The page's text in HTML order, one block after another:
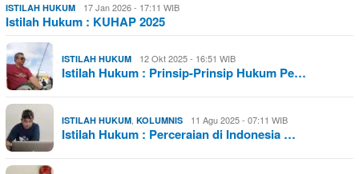
ISTILAH HUKUM 17 Jan 2026 - 17:11 WIB
Istilah Hukum : KUHAP 2025
ISTILAH HUKUM 12 Okt 2025 - 16:51 WIB
Istilah Hukum : Prinsip-Prinsip Hukum Pe…
ISTILAH HUKUM, KOLUMNIS 11 Agu 2025 - 07:11 WIB
Istilah Hukum : Perceraian di Indonesia …